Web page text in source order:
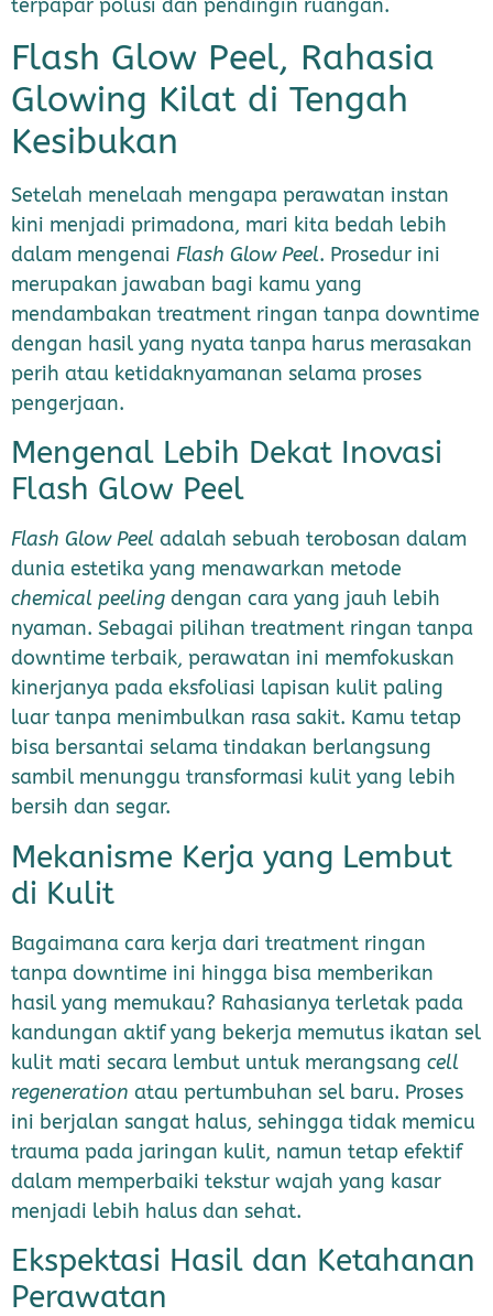
terpapar polusi dan pendingin ruangan.
Flash Glow Peel, Rahasia
Glowing Kilat di Tengah
Kesibukan
Setelah menelaah mengapa perawatan instan
kini menjadi primadona, mari kita bedah lebih
dalam mengenai Flash Glow Peel. Prosedur ini
merupakan jawaban bagi kamu yang
mendambakan treatment ringan tanpa downtime
dengan hasil yang nyata tanpa harus merasakan
perih atau ketidaknyamanan selama proses
pengerjaan.
Mengenal Lebih Dekat Inovasi
Flash Glow Peel
Flash Glow Peel adalah sebuah terobosan dalam
dunia estetika yang menawarkan metode
chemical peeling dengan cara yang jauh lebih
nyaman. Sebagai pilihan treatment ringan tanpa
downtime terbaik, perawatan ini memfokuskan
kinerjanya pada eksfoliasi lapisan kulit paling
luar tanpa menimbulkan rasa sakit. Kamu tetap
bisa bersantai selama tindakan berlangsung
sambil menunggu transformasi kulit yang lebih
bersih dan segar.
Mekanisme Kerja yang Lembut
di Kulit
Bagaimana cara kerja dari treatment ringan
tanpa downtime ini hingga bisa memberikan
hasil yang memukau? Rahasianya terletak pada
kandungan aktif yang bekerja memutus ikatan sel
kulit mati secara lembut untuk merangsang cell
regeneration atau pertumbuhan sel baru. Proses
ini berjalan sangat halus, sehingga tidak memicu
trauma pada jaringan kulit, namun tetap efektif
dalam memperbaiki tekstur wajah yang kasar
menjadi lebih halus dan sehat.
Ekspektasi Hasil dan Ketahanan
Perawatan